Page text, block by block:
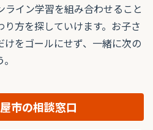
イン学習を組み合わせること
方を探していけます。お子さ
をゴールにせず、一緒に次の
市の相談窓口